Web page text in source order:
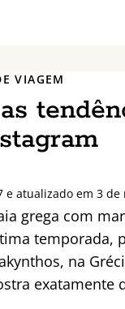
VIAGEM
e atualizado em 3 de
grega com
temporada,
na